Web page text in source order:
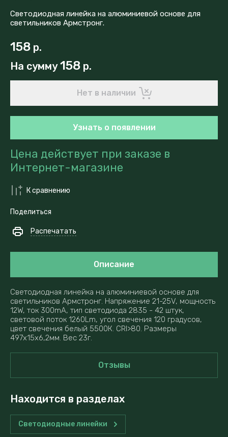
Светодиодная линейка на алюминиевой основе для
светильников Армстронг.
158 р.
На сумму 158 р.
Нет в наличии
Узнать о появлении
Цена действует при заказе в
Интернет-магазине
К сравнению
Поделиться
Распечатать
Описание
Светодиодная линейка на алюминиевой основе для
светильников Армстронг. Напряжение 21-25V, мощность
12W, ток 300mA, тип светодиода 2835 - 42 штук,
световой поток 1260Lm, угол свечения 120 градусов,
цвет свечения белый 5500К. CRI>80. Размеры
497x15x6,2мм. Вес 23г.
Отзывы
Находится в разделах
Светодиодные линейки